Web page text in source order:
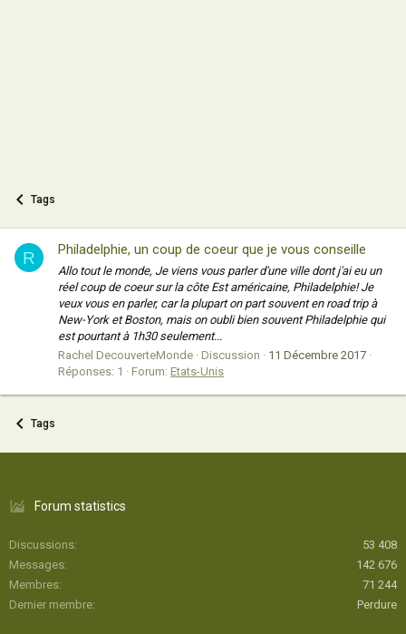
Tags
R Philadelphie, un coup de coeur que je vous conseille
Allo tout le monde, Je viens vous parler d'une ville dont j'ai eu un
réel coup de coeur sur la côte Est américaine, Philadelphie! Je
veux vous en parler, car la plupart on part souvent en road trip à
New-York et Boston, mais on oubli bien souvent Philadelphie qui
est pourtant à 1h30 seulement...
Rachel DecouverteMonde Discussion
11 Décembre 2017
Réponses: 1
Forum: Etats-Unis
Tags
Forum statistics
Discussions
53 408
Messages
142 676
Membres
71 244
Dernier membre
Perdure